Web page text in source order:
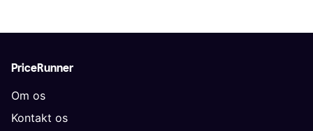
PriceRunner
Om os
Kontakt os